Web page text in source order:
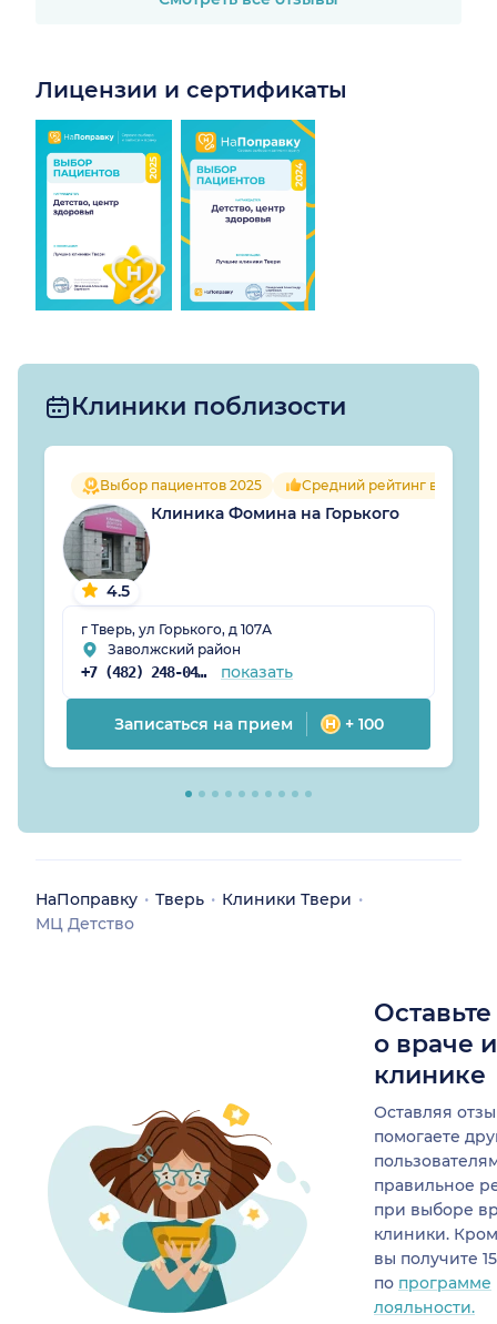
Лицензии и сертификаты
Клиники поблизости
Выбор пациентов 2025 Средний рейтинг врачей
4.5
Клиника Фомина на Горького
г Тверь, ул Горького, д 107А
Заволжский район
+7 (482) 248-04-67 показать
Записаться на прием + 100
НаПоправку Тверь
Клиники Твери
МЦ Детство
о враче
клинике
Оставляя
помогаете
правильное
при выборе
клиники.
вы получите
по программе
лояльности.